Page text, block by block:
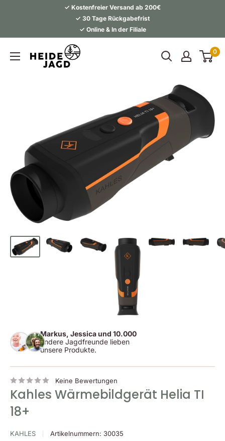
✓ Kostenfreier Versand ab 200€
✓ 30 Tage Rückgabefrist
✓ Online & In der Filiale
0
Markus, Jessica und 10.000
andere Jagdfreunde lieben
unsere Produkte.
Keine Bewertungen
Kahles Wärmebildgerät Helia TI
18+
KAHLES Artikelnummern: 30035